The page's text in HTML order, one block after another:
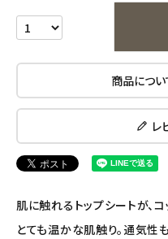
エコメイト
ナチュラプラス
商品につ
レ
肌に触れるトップシートが、
とても温かな肌触り。通気性